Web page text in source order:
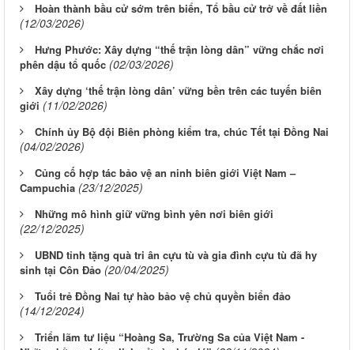
Hoàn thành bầu cử sớm trên biển, Tổ bầu cử trở về đất liền
(12/03/2026)
Hưng Phước: Xây dựng “thế trận lòng dân” vững chắc nơi
phên dậu tổ quốc (02/03/2026)
Xây dựng ‘thế trận lòng dân’ vững bền trên các tuyến biên
giới (11/02/2026)
Chính ủy Bộ đội Biên phòng kiểm tra, chúc Tết tại Đồng Nai
(04/02/2026)
Củng cố hợp tác bảo vệ an ninh biên giới Việt Nam –
Campuchia (23/12/2025)
Những mô hình giữ vững bình yên nơi biên giới
(22/12/2025)
UBND tỉnh tặng quà tri ân cựu tù và gia đình cựu tù đã hy
sinh tại Côn Đảo (20/04/2025)
Tuổi trẻ Đồng Nai tự hào bảo vệ chủ quyền biển đảo
(14/12/2024)
Triển lãm tư liệu “Hoàng Sa, Trường Sa của Việt Nam -